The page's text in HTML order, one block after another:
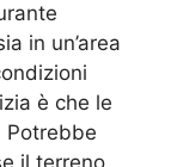
in un’area
è che le
Potrebbe